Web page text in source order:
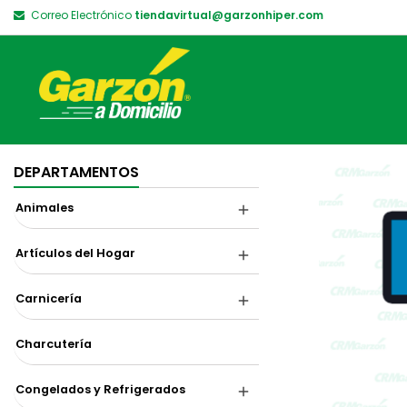
Correo Electrónico tiendavirtual@garzonhiper.com
DEPARTAMENTOS
Animales
Artículos del Hogar
Carnicería
Charcutería
Congelados y Refrigerados